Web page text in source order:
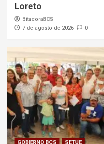
Loreto
BitacoraBCS
7 de agosto de 2026
0
GOBIERNO BCS SETUE